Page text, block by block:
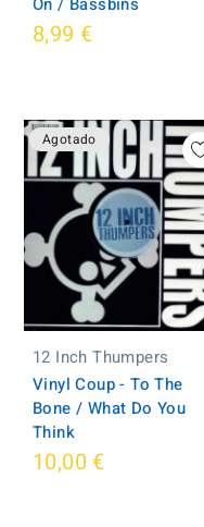
8,99 €
Agotado
12 Inch Thumpers
Vinyl Coup - To The
Bone / What Do You
Think
10,00 €